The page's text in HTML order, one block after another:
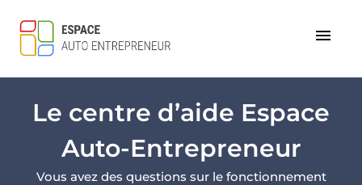
menu
Le centre d’aide Espace
Auto-Entrepreneur
Vous avez des questions sur le fonctionnement